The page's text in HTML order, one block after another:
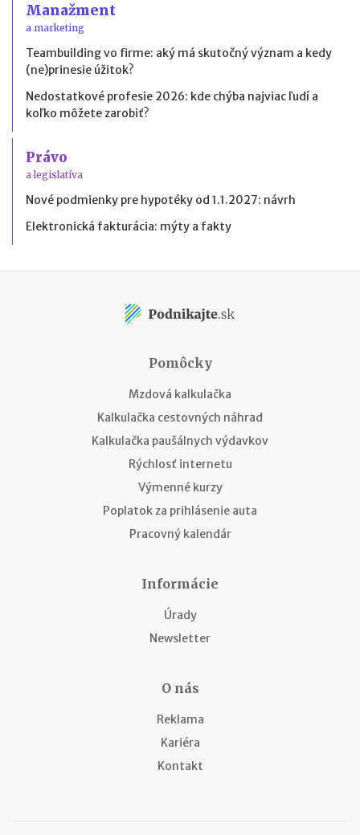
Manažment
a marketing
Teambuilding vo firme: aký má skutočný význam a kedy
(ne)prinesie úžitok?
Nedostatkové profesie 2026: kde chýba najviac ľudí a
koľko môžete zarobiť?
Právo
a legislatíva
Nové podmienky pre hypotéky od 1.1.2027: návrh
Elektronická fakturácia: mýty a fakty
Pomôcky
Mzdová kalkulačka
Kalkulačka cestovných náhrad
Kalkulačka paušálnych výdavkov
Rýchlosť internetu
Výmenné kurzy
Poplatok za prihlásenie auta
Pracovný kalendár
Informácie
Úrady
Newsletter
O nás
Reklama
Kariéra
Kontakt